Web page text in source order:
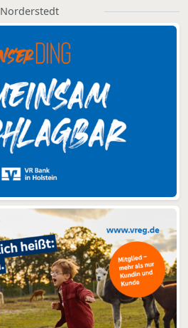
Norderstedt